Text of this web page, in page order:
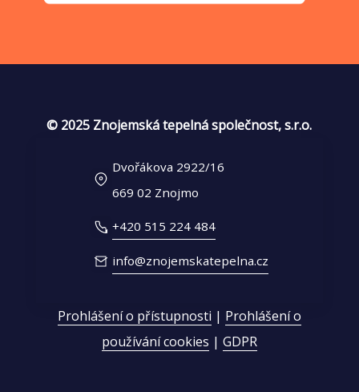
© 2025 Znojemská tepelná společnost, s.r.o.
Dvořákova 2922/16
669 02 Znojmo
+420 515 224 484
info@znojemskatepelna.cz
Prohlášení o přístupnosti | Prohlášení o
používání cookies | GDPR